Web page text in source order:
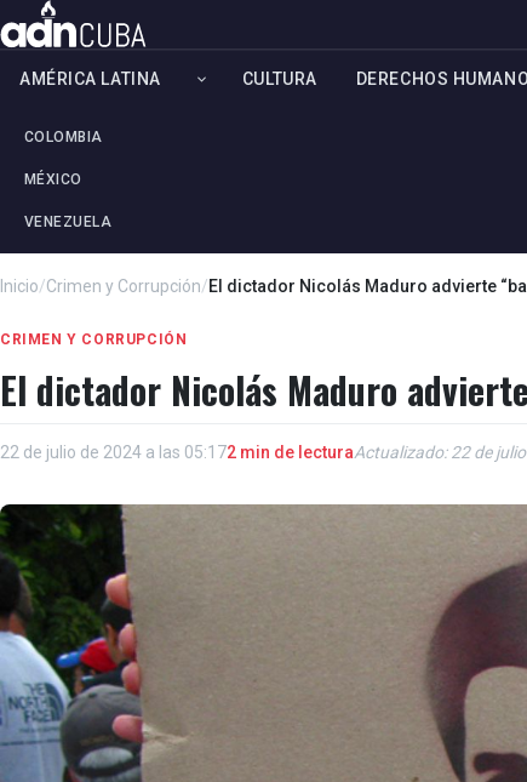
AMÉRICA LATINA
COLOMBIA
MÉXICO
VENEZUELA
CULTURA DERECHOS
Inicio/Crimen y Corrupción/El dictador Nicolás Maduro advierte
CRIMEN Y CORRUPCIÓN
El dictador Nicolás Maduro
22 de julio de 2024 a las 05:172 min de lecturaActualizado: 22 de